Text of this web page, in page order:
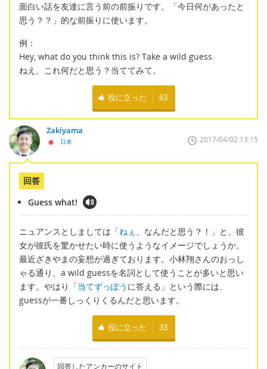
面白い話を友達に言う前の前振りです。「今日何があったと
思う？？」的な前振りに使います。
例：
Hey, what do you think this is? Take a wild guess.
ねえ、これ何だと思う？当ててみて。
役に立った 63
Zakiyama
日本 2017/04/02 13:15
回答
Guess what!
ニュアンスとしましては「ねぇ
、なんだと思う？！」と、彼
女が彼氏を驚かせたい時に使うようなイメージでしょうか。
最近ざきやまの妄想が過ぎております。小林翔さんのおっし
ゃる通り、a wild guessを名詞として使うことが多いと思い
ます。やはり「当てずっぽう に答える」という際には、
guessが一番しっくりくるんだと思います。
役に立った 33
回答したアンカーのサイト